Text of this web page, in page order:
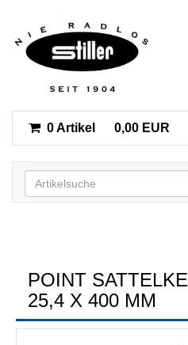
0 Artikel 0,00 EUR
POINT
25,4 X 400 MM